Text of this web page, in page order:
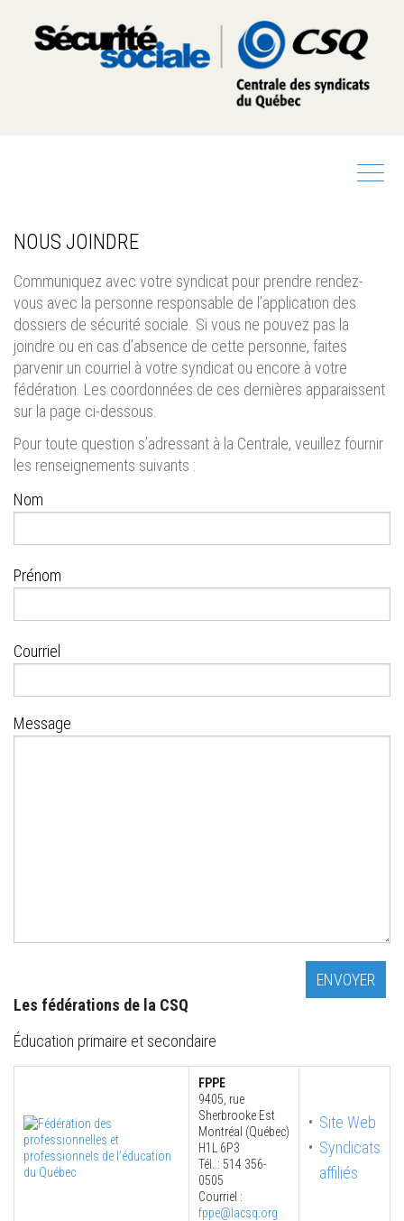
NOUS JOINDRE
Communiquez avec votre syndicat pour prendre rendez-
vous avec la personne responsable de l’application des
dossiers de sécurité sociale. Si vous ne pouvez pas la
joindre ou en cas d’absence de cette personne, faites
parvenir un courriel à votre syndicat ou encore à votre
fédération. Les coordonnées de ces dernières apparaissent
sur la page ci-dessous.
Pour toute question s’adressant à la Centrale, veuillez fournir
les renseignements suivants :
Nom
Prénom
Courriel
Message
Les fédérations de la CSQ
Éducation primaire et secondaire
FPPE
9405, rue
Sherbrooke Est
Montréal (Québec)
H1L 6P3
Tél. : 514 356-
0505
Courriel :
fppe@lacsq.org
Site Web
Syndicats
affiliés